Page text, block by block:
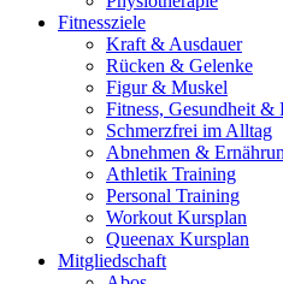
Fitnessziele
Kraft & Ausdauer
Rücken & Gelenke
Figur & Muskel
Fitness, Gesundheit &
Schmerzfrei im Alltag
Abnehmen &
Athletik Training
Personal Training
Workout Kursplan
Queenax Kursplan
Mitgliedschaft